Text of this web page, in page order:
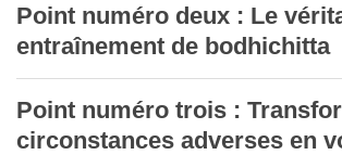
Point numéro deux : Le
entraînement de bodhichitta
Point numéro trois :
circonstances adverses en